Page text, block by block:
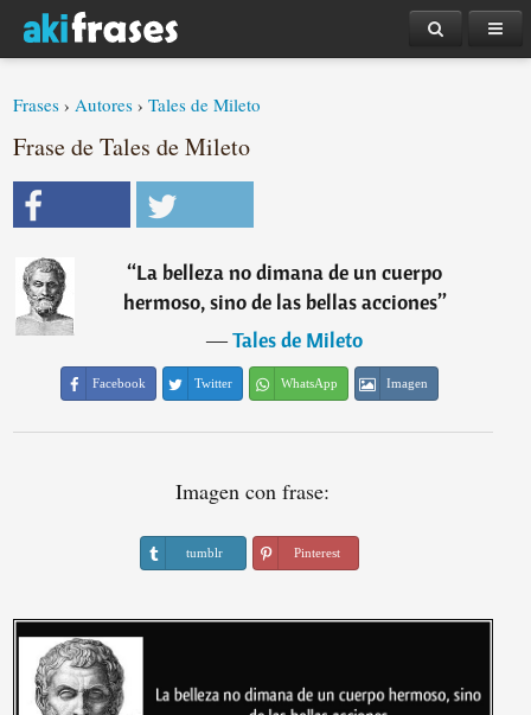
Frases ›Autores ›Tales de Mileto
Frase de Tales de Mileto
“La belleza no dimana de un cuerpo
hermoso, sino de las bellas acciones”
―Tales de Mileto
Facebook Twitter WhatsApp Imagen
Imagen con frase:
tumblr Pinterest